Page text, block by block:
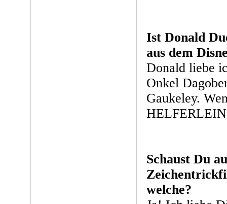
Ist Donald
aus dem
Donald liebe
Onkel
Gaukeley.
Schaust Du
welche?